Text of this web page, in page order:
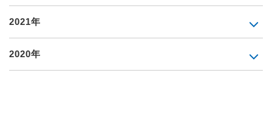
2021年
2020年